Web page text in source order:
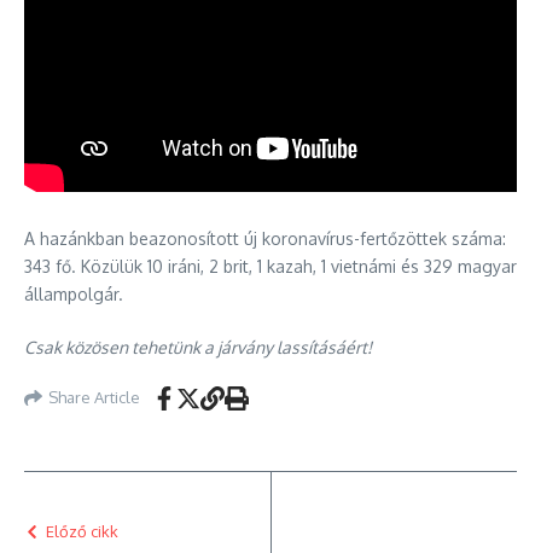
A hazánkban beazonosított új koronavírus-fertőzöttek száma:
343 fő. Közülük 10 iráni, 2 brit, 1 kazah, 1 vietnámi és 329 magyar
állampolgár.
Csak közösen tehetünk a járvány lassításáért!
Share Article
Előző cikk